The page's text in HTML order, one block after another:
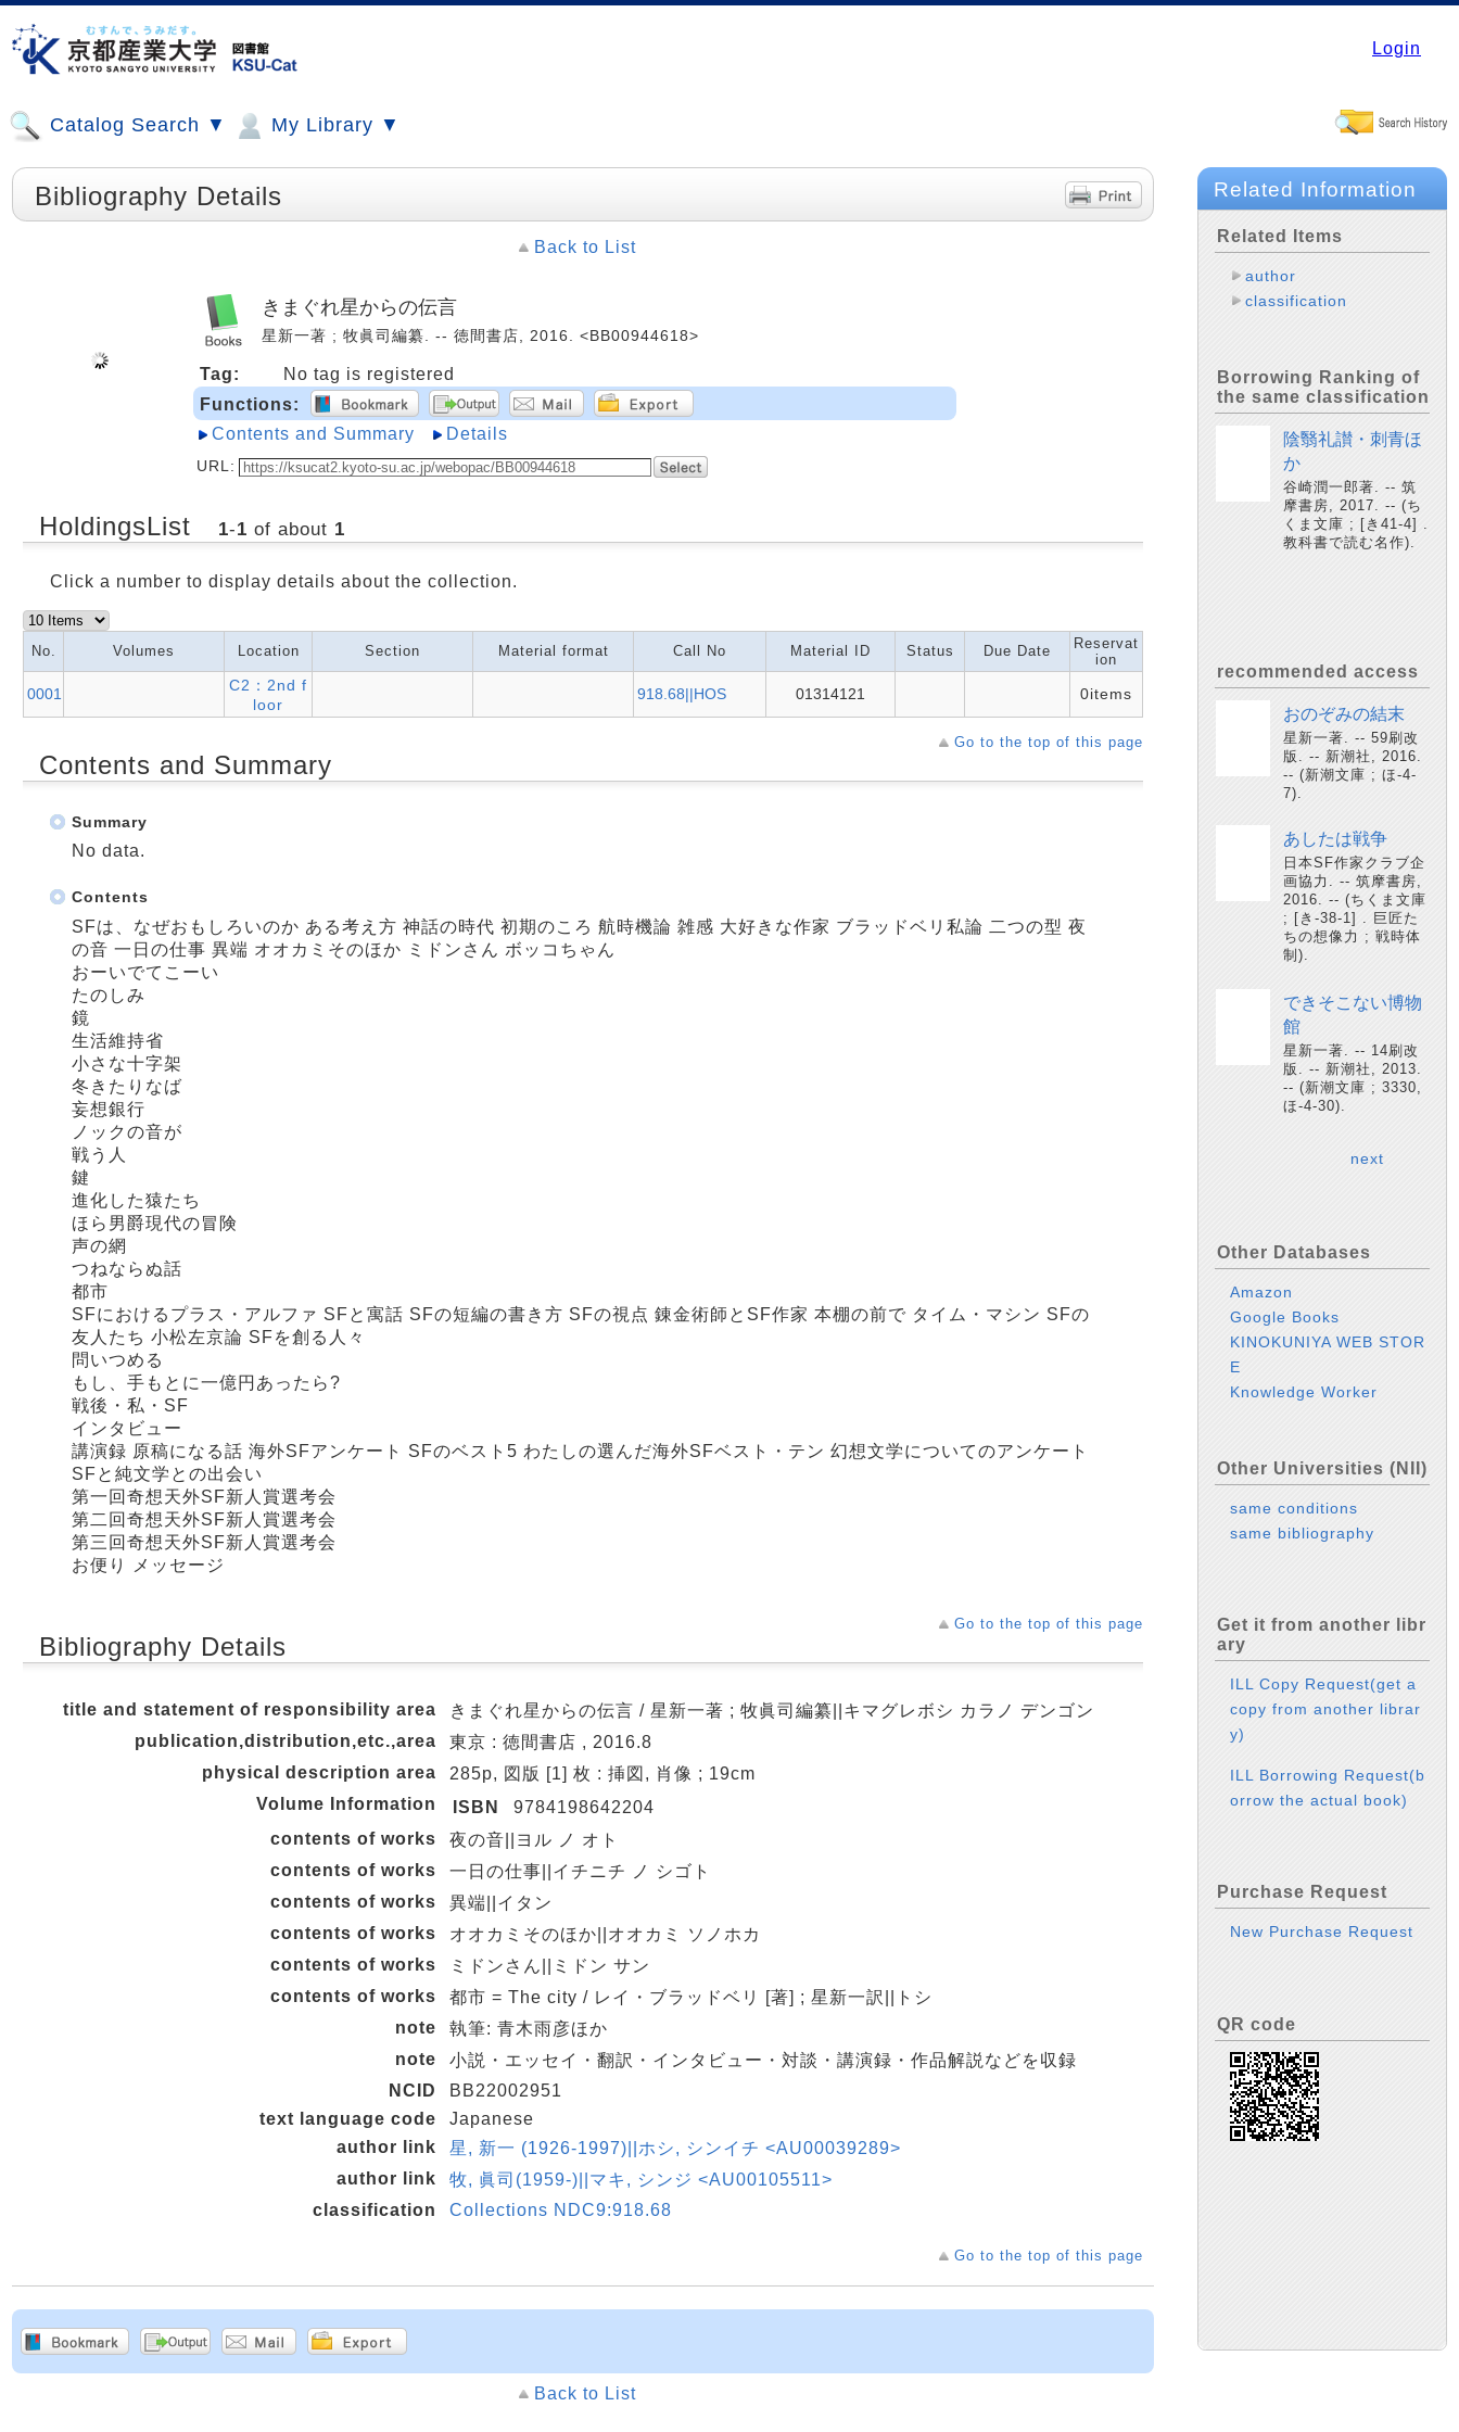
Login
Catalog Search ▼ My Library ▼
Bibliography Details
Back to List
きまぐれ星からの伝言
星新一著 ; 牧眞司編纂. -- 徳間書店, 2016. <BB00944618>
Tag:
No tag is registered
Functions:
Contents and Summary
Details
URL:
HoldingsList 1-1 of about 1
Click a number to display details about the collection.
No. Volumes Location Section Material format Call No Material ID Status Due Date
Reservat
ion
0001
C2：2nd f
loor
918.68||HOS 01314121 0items
Go to the top of this page
Contents and Summary
Summary
No data.
Contents
SFは、なぜおもしろいのか ある考え方 神話の時代 初期のころ 航時機論 雑感 大好きな作家 ブラッドベリ私論 二つの型 夜
の音 一日の仕事 異端 オオカミそのほか ミドンさん ボッコちゃん
おーいでてこーい
たのしみ
鏡
生活維持省
小さな十字架
冬きたりなば
妄想銀行
ノックの音が
戦う人
鍵
進化した猿たち
ほら男爵現代の冒険
声の網
つねならぬ話
都市
SFにおけるプラス・アルファ SFと寓話 SFの短編の書き方 SFの視点 錬金術師とSF作家 本棚の前で タイム・マシン SFの
友人たち 小松左京論 SFを創る人々
問いつめる
もし、手もとに一億円あったら?
戦後・私・SF
インタビュー
講演録 原稿になる話 海外SFアンケート SFのベスト5 わたしの選んだ海外SFベスト・テン 幻想文学についてのアンケート
SFと純文学との出会い
第一回奇想天外SF新人賞選考会
第二回奇想天外SF新人賞選考会
第三回奇想天外SF新人賞選考会
お便り メッセージ
Go to the top of this page
Bibliography Details
title and statement of responsibility area
きまぐれ星からの伝言 / 星新一著 ; 牧眞司編纂||キマグレボシ カラノ デンゴン
publication,distribution,etc.,area
東京 : 徳間書店 , 2016.8
physical description area
285p, 図版 [1] 枚 : 挿図, 肖像 ; 19cm
Volume Information
ISBN
9784198642204
contents of works
夜の音||ヨル ノ オト
contents of works
一日の仕事||イチニチ ノ シゴト
contents of works
異端||イタン
contents of works
オオカミそのほか||オオカミ ソノホカ
contents of works
ミドンさん||ミドン サン
contents of works
都市 = The city / レイ・ブラッドベリ [著] ; 星新一訳||トシ
note
執筆: 青木雨彦ほか
note
小説・エッセイ・翻訳・インタビュー・対談・講演録・作品解説などを収録
NCID
BB22002951
text language code
Japanese
author link
星, 新一 (1926-1997)||ホシ, シンイチ <AU00039289>
author link
牧, 眞司(1959-)||マキ, シンジ <AU00105511>
classification
Collections NDC9:918.68
Go to the top of this page
Back to List
Related Information
Related Items
author
classification
Borrowing Ranking of
the same classification
陰翳礼讃・刺青ほ
か
谷崎潤一郎著. -- 筑
摩書房, 2017. -- (ち
くま文庫 ; [き41-4] .
教科書で読む名作).
recommended access
おのぞみの結末
星新一著. -- 59刷改
版. -- 新潮社, 2016.
-- (新潮文庫 ; ほ-4-
7).
あしたは戦争
日本SF作家クラブ企
画協力. -- 筑摩書房,
2016. -- (ちくま文庫
; [き-38-1] . 巨匠た
ちの想像力 ; 戦時体
制).
できそこない博物
館
星新一著. -- 14刷改
版. -- 新潮社, 2013.
-- (新潮文庫 ; 3330,
ほ-4-30).
next
Other Databases
Amazon
Google Books
KINOKUNIYA WEB STOR
E
Knowledge Worker
Other Universities (NII)
same conditions
same bibliography
Get it from another libr
ary
ILL Copy Request(get a
copy from another librar
y)
ILL Borrowing Request(b
orrow the actual book)
Purchase Request
New Purchase Request
QR code